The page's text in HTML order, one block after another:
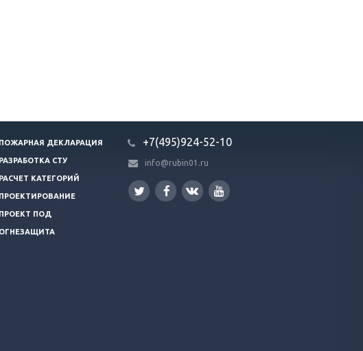
ПОЖАРНАЯ ДЕКЛАРАЦИЯ
РАЗРАБОТКА СТУ
РАСЧЕТ КАТЕГОРИЙ
ПРОЕКТИРОВАНИЕ
ПРОЕКТ ПОД
ОГНЕЗАЩИТА
+7(495)924-52-10
info@rubin01.ru